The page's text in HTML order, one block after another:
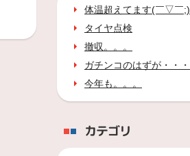
体温超えてます(￣▽￣;)
タイヤ点検
撤収。。。
ガチンコのはずが・・・
今年も。。。
カテゴリ